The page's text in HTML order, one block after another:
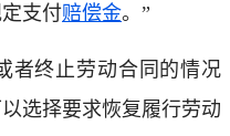
支付赔偿金。”
者终止劳动合同的情况
选择要求恢复履行劳动